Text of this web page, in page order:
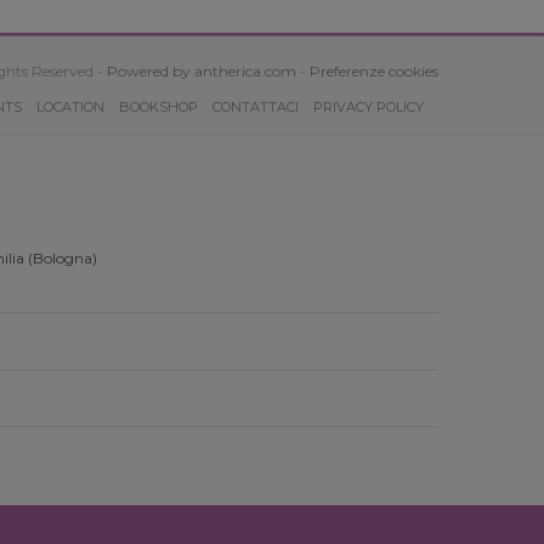
Reserved - Powered by antherica.com - Preferenze cookies
LOCATION BOOKSHOP CONTATTACI PRIVACY POLICY
(Bologna)